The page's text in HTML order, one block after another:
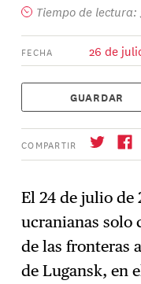
Tiempo de lectura:
FECHA 26 de
GUARDAR
COMPARTIR
→ Suscríbase
El 24 de julio de
ucranianas solo
de las fronteras
de Lugansk, en